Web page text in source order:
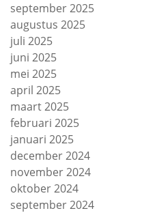
september 2025
augustus 2025
juli 2025
juni 2025
mei 2025
april 2025
maart 2025
februari 2025
januari 2025
december 2024
november 2024
oktober 2024
september 2024